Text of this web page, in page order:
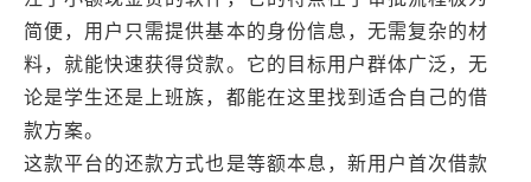
简便，用户只需提供基本的身份信息，无需复杂的材
料，就能快速获得贷款。它的目标用户群体广泛，无
论是学生还是上班族，都能在这里找到适合自己的借
款方案。
这款平台的还款方式也是等额本息，新用户首次借款